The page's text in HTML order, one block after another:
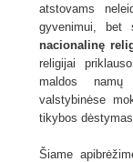
atstovams
gyvenimui,
nacionalinę
religijai
maldos
valstybinėse
tikybos
Šiame